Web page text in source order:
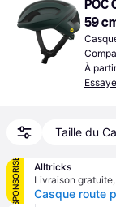
POC
59
À
Taille du
SPONSORISÉ
Alltricks
Livraison gratuite,